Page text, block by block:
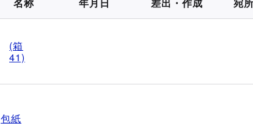
(箱
41)
包紙